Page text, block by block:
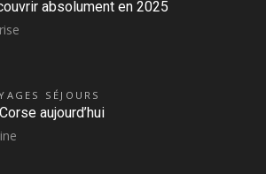
absolument en 2025
SÉJOURS
aujourd’hui